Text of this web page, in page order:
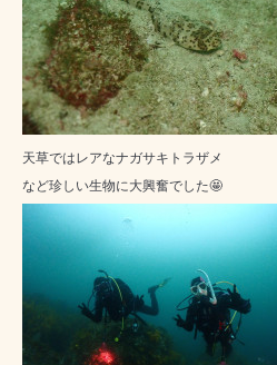
天草ではレアなナガサキトラザメ
など珍しい生物に大興奮でした🤩